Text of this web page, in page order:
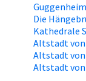
Die
Kathedrale
Altstadt von
Altstadt
Altstadt von